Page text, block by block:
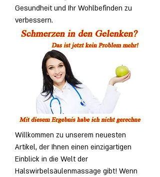
Gesundheit und Ihr Wohlbefinden zu
verbessern.
Willkommen zu unserem neuesten
Artikel, der Ihnen einen einzigartigen
Einblick in die Welt der
Halswirbelsäulenmassage gibt! Wenn